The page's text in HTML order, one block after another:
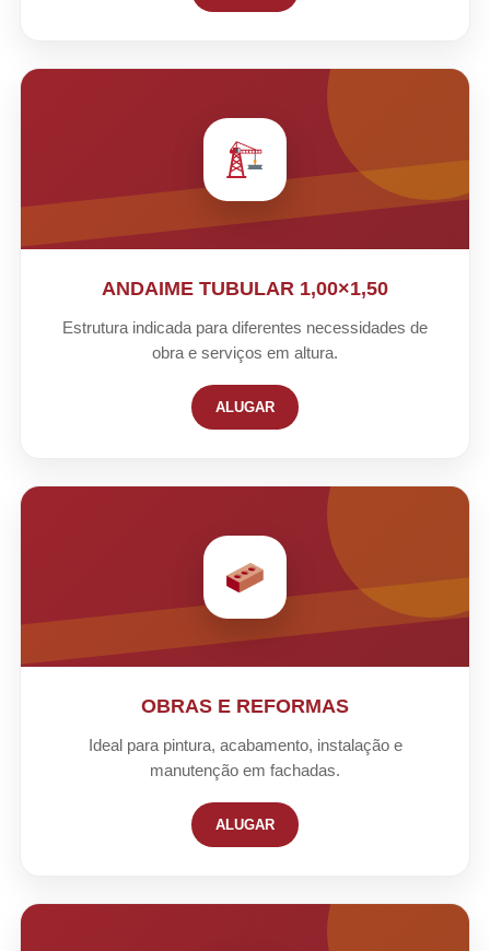
ANDAIME TUBULAR 1,00×1,50
Estrutura indicada para diferentes necessidades de
obra e serviços em altura.
ALUGAR
OBRAS E REFORMAS
Ideal para pintura, acabamento, instalação e
manutenção em fachadas.
ALUGAR